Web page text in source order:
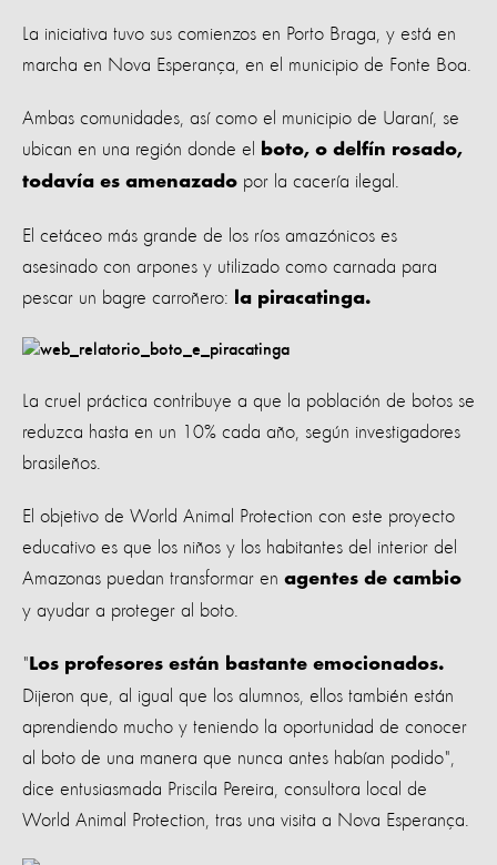
La iniciativa tuvo sus comienzos en Porto Braga, y está en
marcha en Nova Esperança, en el municipio de Fonte Boa.
Ambas comunidades, así como el municipio de Uaraní, se
ubican en una región donde el
boto, o delfín rosado,
todavía es amenazado por la cacería ilegal.
El cetáceo más grande de los ríos amazónicos es
asesinado con arpones y utilizado como carnada para
pescar un bagre carroñero:
la piracatinga.
La cruel práctica contribuye a que la población de botos se
reduzca hasta en un 10% cada año, según investigadores
brasileños.
El objetivo de World Animal Protection con este proyecto
educativo es que los niños y los habitantes del interior del
Amazonas puedan transformar en agentes de cambio
y ayudar a proteger al boto.
" Los profesores están bastante emocionados.
Dijeron que, al igual que los alumnos, ellos también están
aprendiendo mucho y teniendo la oportunidad de conocer
al boto de una manera que nunca antes habían podido",
dice entusiasmada Priscila Pereira, consultora local de
World Animal Protection, tras una visita a Nova Esperança.